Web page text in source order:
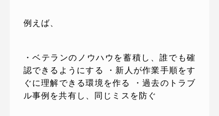
例えば、
・ベテランのノウハウを蓄積し、誰でも確
認できるようにする ・新人が作業手順をす
ぐに理解できる環境を作る ・過去のトラブ
ル事例を共有し、同じミスを防ぐ